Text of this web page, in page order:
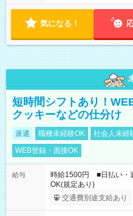
気になる！
短時間シフトあり！
クッキーなどの仕分け
派遣 職種未経験OK 社会人未経
WEB登録・面接OK
給与
時給1500円 ■日払い・
OK(規定あり)
交通費別途支給あり